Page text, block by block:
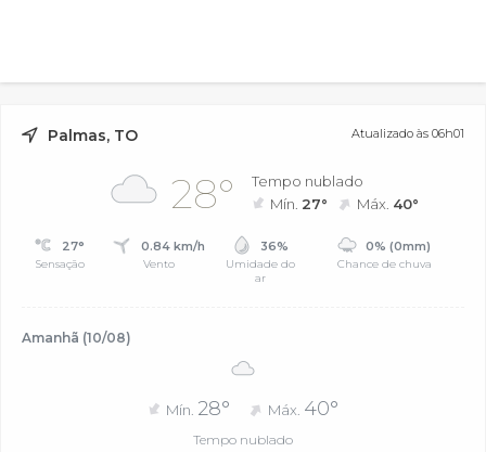
Palmas, TO Atualizado às 06h01
28°
Tempo nublado
Mín. 27° Máx. 40°
27°
Sensação
0.84 km/h
Vento
36%
Umidade do
ar
0% (0mm)
Chance de chuva
Amanhã (10/08)
Mín. 28° Máx. 40°
Tempo nublado